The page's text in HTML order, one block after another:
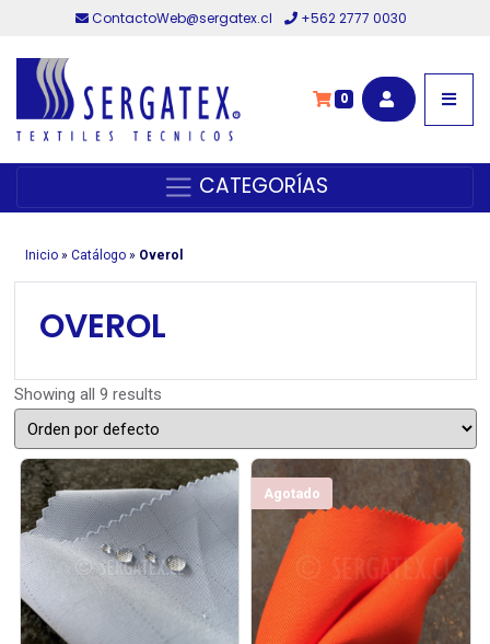
ContactoWeb@sergatex.cl +562 2777 0030
0
CATEGORÍAS
Inicio» Catálogo» Overol
OVEROL
Showing all 9 results
Agotado